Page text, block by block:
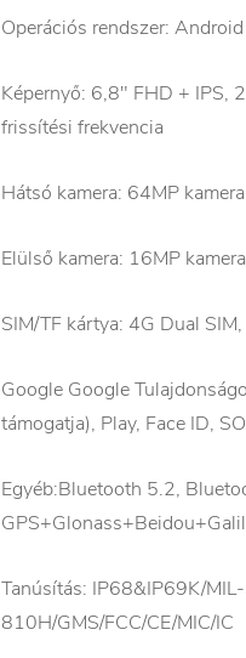
Operációs rendszer:
Képernyő: 6,8" FHD +
frissítési frekvencia
Hátsó kamera: 64MP
Elülső kamera: 16MP kamera
SIM/TF kártya: 4G Dual
Google Google
támogatja), Play, Face ID,
Egyéb:Bluetooth 5.2,
Tanúsítás: IP68&IP69K/
810H/GMS/FCC/CE/MIC/IC